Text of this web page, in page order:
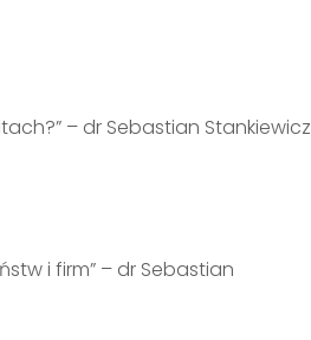
– dr Sebastian Stankiewicz
i firm” – dr Sebastian